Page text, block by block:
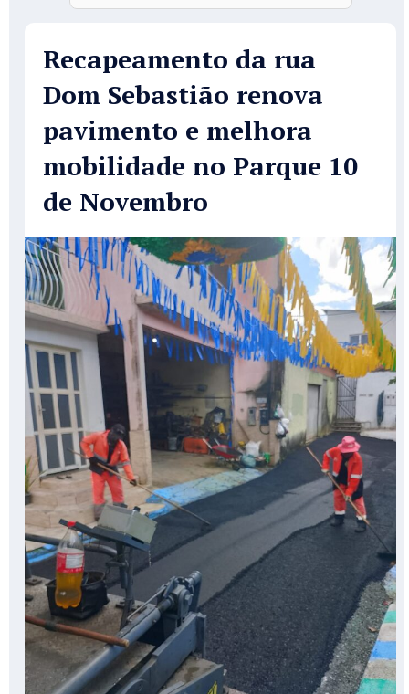
Recapeamento da rua
Dom Sebastião renova
pavimento e melhora
mobilidade no Parque 10
de Novembro